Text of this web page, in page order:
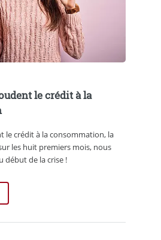
le crédit à la
le crédit à la consommation, la
les huit premiers mois, nous
début de la crise !